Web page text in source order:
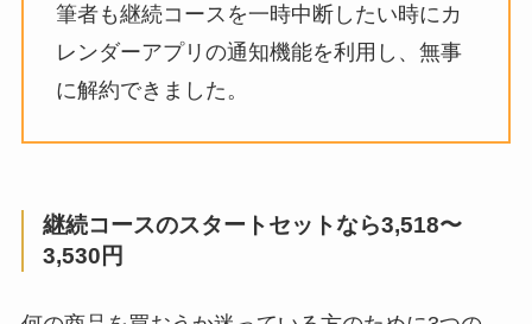
筆者も継続コースを一時中断したい時にカ
レンダーアプリの通知機能を利用し、無事
に解約できました。
継続コースのスタートセットなら3,518〜
3,530円